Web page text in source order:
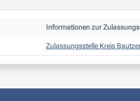
Informationen zur
Zulassungsstelle Kreis